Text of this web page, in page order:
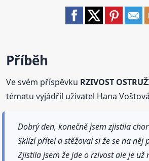
Příběh
Ve svém příspěvku RZIVOST
tématu vyjádřil uživatel Hana
Dobrý den, konečně jsem zjistila
Sklízí přítel a stěžoval si že se na něj
Zjistila jsem že jde o rzivost ale je už